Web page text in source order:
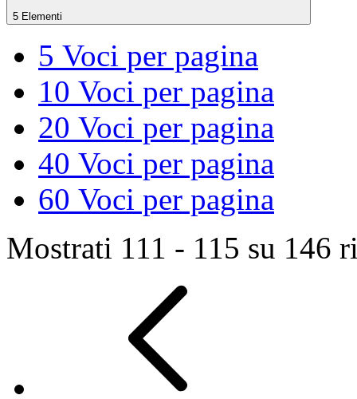
5 Elementi
5 Voci per pagina
10 Voci per pagina
20 Voci per pagina
40 Voci per pagina
60 Voci per pagina
Mostrati 111 - 115 su 146